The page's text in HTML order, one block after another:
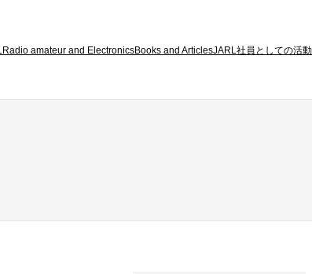
Radio amateur and ElectronicsBooks and ArticlesJARL社員としての活動